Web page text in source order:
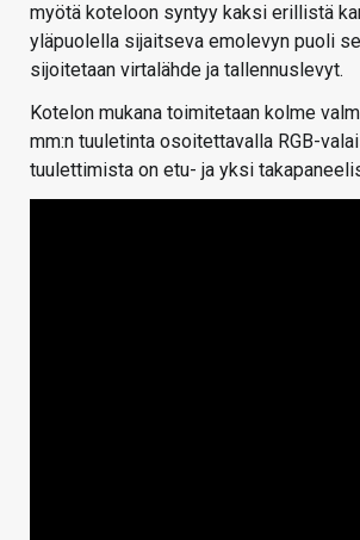
myötä koteloon syntyy kaksi erillistä
yläpuolella sijaitseva emolevyn puoli
sijoitetaan virtalähde ja tallennuslevyt.
Kotelon mukana toimitetaan kolme
mm:n tuuletinta osoitettavalla RGB-
tuulettimista on etu- ja yksi